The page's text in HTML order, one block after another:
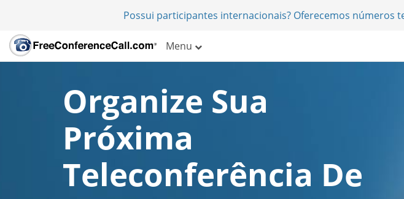
Possui participantes internacionais? Oferecemos números
Menu
Organize Sua
Próxima
Teleconferência De